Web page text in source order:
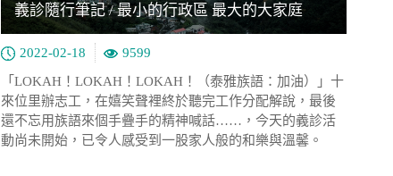
義診隨行筆記 / 最小的行政區 最大的大家庭
2022-02-18
9599
「LOKAH！LOKAH！LOKAH！（泰雅族語：加油）」十
來位里辦志工，在嬉笑聲裡終於聽完工作分配解說，最後
還不忘用族語來個手疊手的精神喊話……，今天的義診活
動尚未開始，已令人感受到一股家人般的和樂與溫馨。